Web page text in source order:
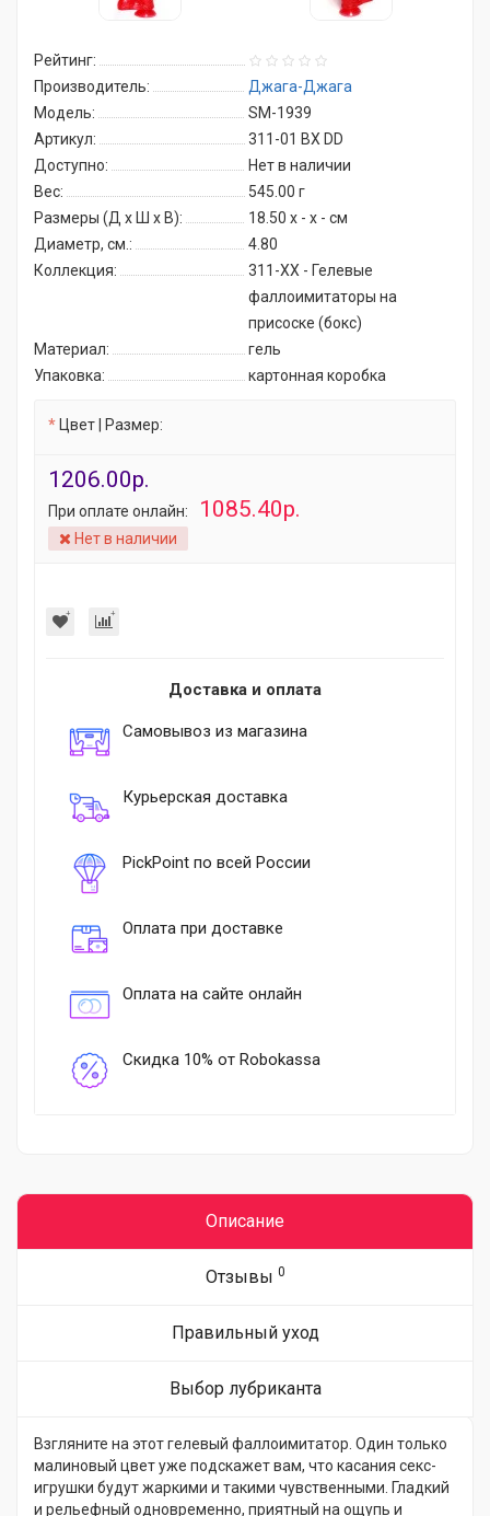
Рейтинг:
Производитель:
Джага-Джага
Модель:
SM-1939
Артикул:
311-01 BX DD
Доступно:
Нет в наличии
Вес:
545.00 г
Размеры (Д x Ш x В):
18.50 x - x - см
Диаметр, см.:
4.80
Коллекция:
311-ХХ - Гелевые
фаллоимитаторы на
присоске (бокс)
Материал:
гель
Упаковка:
картонная коробка
Цвет | Размер:
1206.00р.
При оплате онлайн: 1085.40р.
Нет в наличии
Доставка и оплата
Самовывоз из магазина
Курьерская доставка
PickPoint по всей России
Оплата при доставке
Оплата на сайте онлайн
Скидка 10% от Robokassa
Описание
Отзывы 0
Правильный уход
Выбор лубриканта
Взгляните на этот гелевый фаллоимитатор. Один только
малиновый цвет уже подскажет вам, что касания секс-
игрушки будут жаркими и такими чувственными. Гладкий
и рельефный одновременно, приятный на ощупь и